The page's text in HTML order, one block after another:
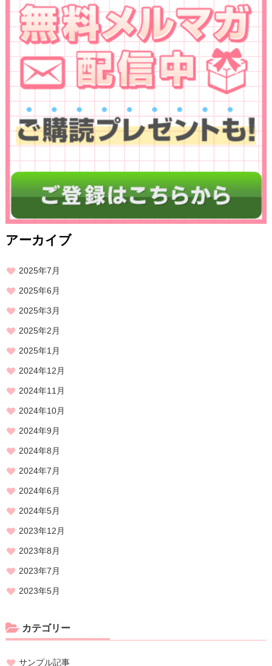
アーカイブ
2025年7月
2025年6月
2025年3月
2025年2月
2025年1月
2024年12月
2024年11月
2024年10月
2024年9月
2024年8月
2024年7月
2024年6月
2024年5月
2023年12月
2023年8月
2023年7月
2023年5月
カテゴリー
サンプル記事